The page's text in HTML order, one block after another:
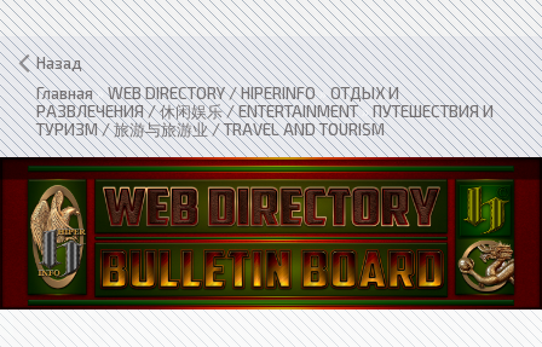
Назад
Главная»WEB DIRECTORY / HIPERINFO»ОТДЫХ И
РАЗВЛЕЧЕНИЯ / 休闲娱乐 / ENTERTAINMENT»ПУТЕШЕСТВИЯ И
ТУРИЗМ / 旅游与旅游业 / TRAVEL AND TOURISM